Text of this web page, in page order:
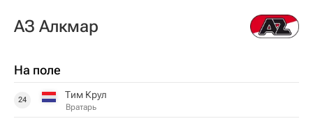
АЗ Алкмар
На поле
24 Тим Крул
Вратарь